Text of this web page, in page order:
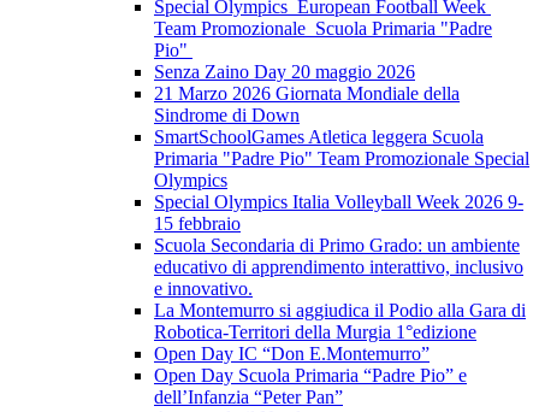
Special Olympics European Football Week
Team Promozionale Scuola Primaria "Padre
Pio"
Senza Zaino Day 20 maggio 2026
21 Marzo 2026 Giornata Mondiale della
Sindrome di Down
SmartSchoolGames Atletica leggera Scuola
Primaria "Padre Pio" Team Promozionale Special
Olympics
Special Olympics Italia Volleyball Week 2026 9-
15 febbraio
Scuola Secondaria di Primo Grado: un ambiente
educativo di apprendimento interattivo, inclusivo
e innovativo.
La Montemurro si aggiudica il Podio alla Gara di
Robotica-Territori della Murgia 1°edizione
Open Day IC “Don E.Montemurro”
Open Day Scuola Primaria “Padre Pio” e
dell’Infanzia “Peter Pan”